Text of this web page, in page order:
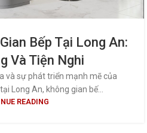
Bếp Tại Long An:
Và Tiện Nghi
và sự phát triển mạnh mẽ của
Long An, không gian bế...
READING